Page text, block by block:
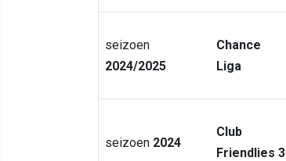
seizoen
2024/2025
Chance
Liga
seizoen 2024
Club
Friendlies 3